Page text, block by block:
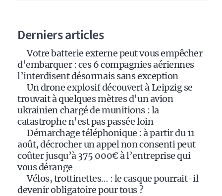
Derniers articles
Votre batterie externe peut vous empêcher
d’embarquer : ces 6 compagnies aériennes
l’interdisent désormais sans exception
Un drone explosif découvert à Leipzig se
trouvait à quelques mètres d’un avion
ukrainien chargé de munitions : la
catastrophe n’est pas passée loin
Démarchage téléphonique : à partir du 11
août, décrocher un appel non consenti peut
coûter jusqu’à 375 000€ à l’entreprise qui
vous dérange
Vélos, trottinettes… : le casque pourrait-il
devenir obligatoire pour tous ?